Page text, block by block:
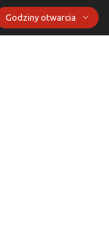
Godziny otwarcia